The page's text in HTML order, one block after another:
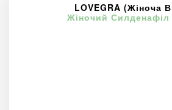
LOVEGRA (Жіноча
Жіночий Силденафіл